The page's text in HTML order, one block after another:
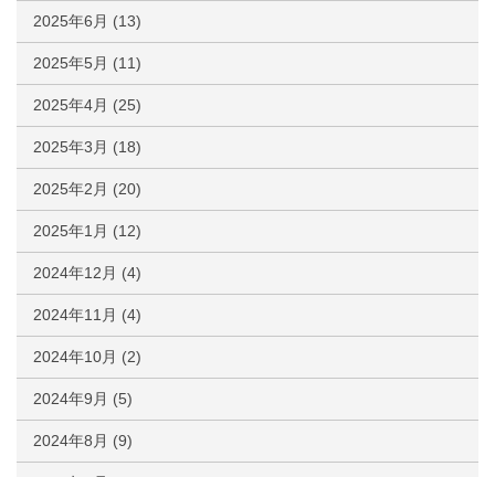
2025年6月 (13)
2025年5月 (11)
2025年4月 (25)
2025年3月 (18)
2025年2月 (20)
2025年1月 (12)
2024年12月 (4)
2024年11月 (4)
2024年10月 (2)
2024年9月 (5)
2024年8月 (9)